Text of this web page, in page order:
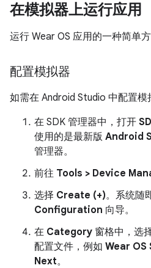
在模拟器上运行应用
运行 Wear OS 应用的一种简单
配置模拟器
如需在 Android Studio 中配置模
在 SDK 管理器中，打开
使用的是最新版 Android
管理器。
前往 Tools > Device
选择 Create (+)。系统随
Configuration 向导。
在 Category 窗格中，选
配置文件，例如 Wear OS
Next。